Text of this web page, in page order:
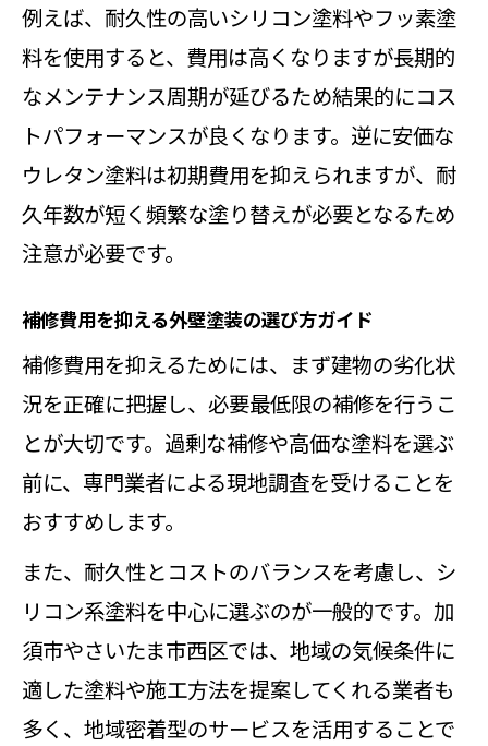
費用を左右するコーキング材と工法
の違い
外壁塗装時のコーキング補修タイミ
ング
失敗しない外壁の色選びと後悔しないコ
ツ
ント
避けたほうがよい外壁塗装の色と理
由
外壁塗装の色選びで重視すべき点ま
とめ
外壁塗装の色決めに役立つ実例と傾
向
外壁塗装後に後悔しないための考え
方
塗料ブランドの特徴比較と選び方ガイド
例えば、耐久性の高いシリコン塗料やフッ素塗
料を使用すると、費用は高くなりますが長期的
なメンテナンス周期が延びるため結果的にコス
トパフォーマンスが良くなります。逆に安価な
ウレタン塗料は初期費用を抑えられますが、耐
久年数が短く頻繁な塗り替えが必要となるため
注意が必要です。
補修費用を抑える外壁塗装の選び方ガイド
補修費用を抑えるためには、まず建物の劣化状
況を正確に把握し、必要最低限の補修を行うこ
とが大切です。過剰な補修や高価な塗料を選ぶ
前に、専門業者による現地調査を受けることを
おすすめします。
また、耐久性とコストのバランスを考慮し、シ
リコン系塗料を中心に選ぶのが一般的です。加
須市やさいたま市西区では、地域の気候条件に
適した塗料や施工方法を提案してくれる業者も
多く、地域密着型のサービスを活用することで